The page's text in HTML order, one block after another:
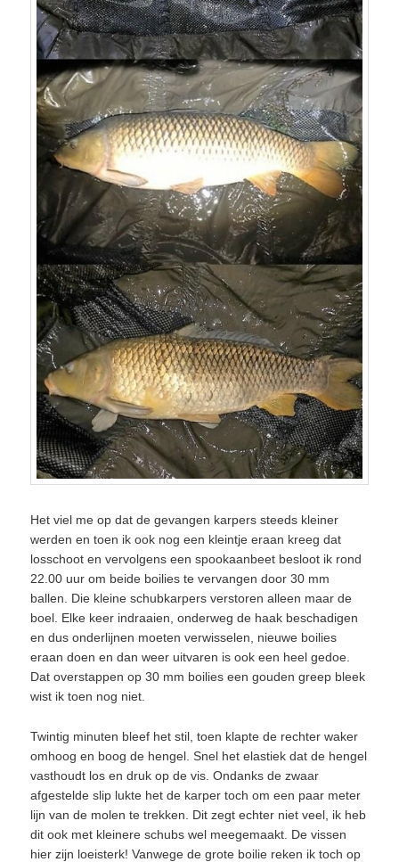
Het viel me op dat de gevangen karpers steeds kleiner
werden en toen ik ook nog een kleintje eraan kreeg dat
losschoot en vervolgens een spookaanbeet besloot ik rond
22.00 uur om beide boilies te vervangen door 30 mm
ballen. Die kleine schubkarpers verstoren alleen maar de
boel. Elke keer indraaien, onderweg de haak beschadigen
en dus onderlijnen moeten verwisselen, nieuwe boilies
eraan doen en dan weer uitvaren is ook een heel gedoe.
Dat overstappen op 30 mm boilies een gouden greep bleek
wist ik toen nog niet.
Twintig minuten bleef het stil, toen klapte de rechter waker
omhoog en boog de hengel. Snel het elastiek dat de hengel
vasthoudt los en druk op de vis. Ondanks de zwaar
afgestelde slip lukte het de karper toch om een paar meter
lijn van de molen te trekken. Dit zegt echter niet veel, ik heb
dit ook met kleinere schubs wel meegemaakt. De vissen
hier zijn loeisterk! Vanwege de grote boilie reken ik toch op